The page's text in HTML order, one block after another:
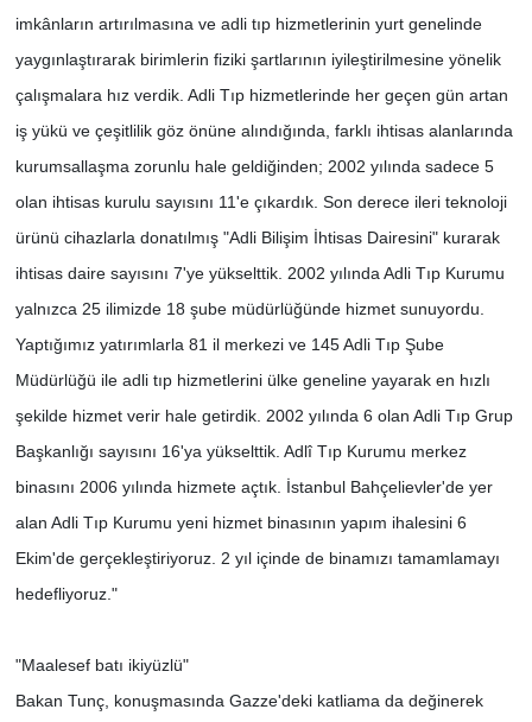
imkânların artırılmasına ve adli tıp hizmetlerinin yurt genelinde
yaygınlaştırarak birimlerin fiziki şartlarının iyileştirilmesine yönelik
çalışmalara hız verdik. Adli Tıp hizmetlerinde her geçen gün artan
iş yükü ve çeşitlilik göz önüne alındığında, farklı ihtisas alanlarında
kurumsallaşma zorunlu hale geldiğinden; 2002 yılında sadece 5
olan ihtisas kurulu sayısını 11'e çıkardık. Son derece ileri teknoloji
ürünü cihazlarla donatılmış "Adli Bilişim İhtisas Dairesini" kurarak
ihtisas daire sayısını 7'ye yükselttik. 2002 yılında Adli Tıp Kurumu
yalnızca 25 ilimizde 18 şube müdürlüğünde hizmet sunuyordu.
Yaptığımız yatırımlarla 81 il merkezi ve 145 Adli Tıp Şube
Müdürlüğü ile adli tıp hizmetlerini ülke geneline yayarak en hızlı
şekilde hizmet verir hale getirdik. 2002 yılında 6 olan Adli Tıp Grup
Başkanlığı sayısını 16'ya yükselttik. Adlî Tıp Kurumu merkez
binasını 2006 yılında hizmete açtık. İstanbul Bahçelievler'de yer
alan Adli Tıp Kurumu yeni hizmet binasının yapım ihalesini 6
Ekim'de gerçekleştiriyoruz. 2 yıl içinde de binamızı tamamlamayı
hedefliyoruz."
"Maalesef batı ikiyüzlü"
Bakan Tunç, konuşmasında Gazze'deki katliama da değinerek